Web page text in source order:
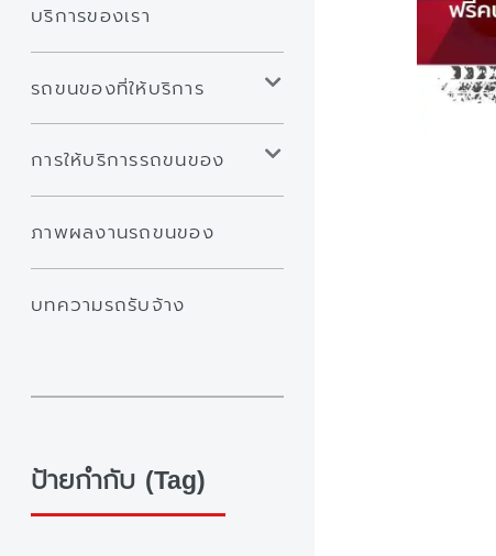
บริการของเรา
รถขนของที่ให้บริการ
การให้บริการรถขนของ
ภาพผลงานรถขนของ
บทความรถรับจ้าง
ป้ายกำกับ (Tag)